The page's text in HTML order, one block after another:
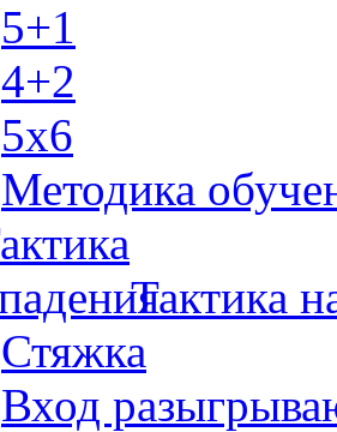
5+1
4+2
5x6
Методика
Тактика
Стяжка
Вход